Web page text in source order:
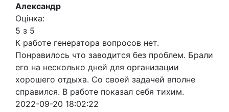
Александр
Оцінка:
5 з 5
К работе генератора вопросов нет.
Понравилось что заводится без проблем. Брали
его на несколько дней для организации
хорошего отдыха. Со своей задачей вполне
справился. В работе показал себя тихим.
2022-09-20 18:02:22